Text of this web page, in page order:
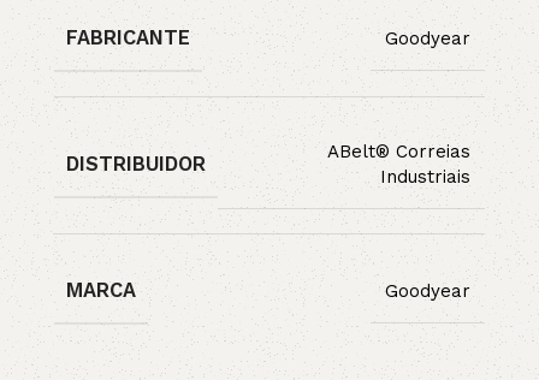
FABRICANTE Goodyear
DISTRIBUIDOR
ABelt® Correias
Industriais
MARCA Goodyear